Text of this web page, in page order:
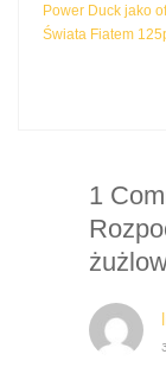
Power Duck jako
Świata Fiatem
1